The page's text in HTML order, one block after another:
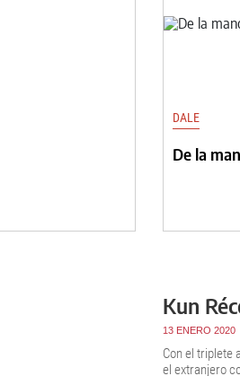
DALE
De la
Kun
13 ENERO 2020
Con el triplete
el extranjero